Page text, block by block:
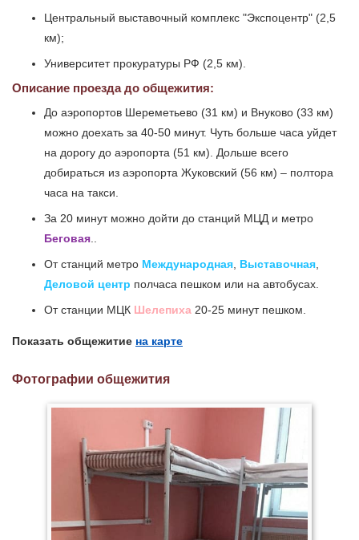
Центральный выставочный комплекс "Экспоцентр" (2,5
км);
Университет прокуратуры РФ (2,5 км).
Описание проезда до общежития:
До аэропортов Шереметьево (31 км) и Внуково (33 км)
можно доехать за 40-50 минут. Чуть больше часа уйдет
на дорогу до аэропорта (51 км). Дольше всего
добираться из аэропорта Жуковский (56 км) – полтора
часа на такси.
За 20 минут можно дойти до станций МЦД и метро
Беговая..
От станций метро Международная, Выставочная,
Деловой центр полчаса пешком или на автобусах.
От станции МЦК Шелепиха 20-25 минут пешком.
Показать общежитие на карте
Фотографии общежития